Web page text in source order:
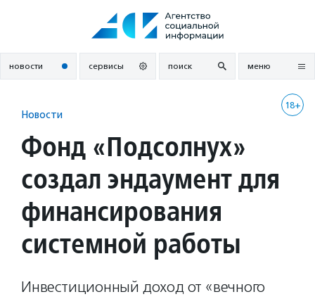
новости сервисы поиск меню
18+
Новости
Фонд «Подсолнух»
создал эндаумент для
финансирования
системной работы
Инвестиционный доход от «вечного